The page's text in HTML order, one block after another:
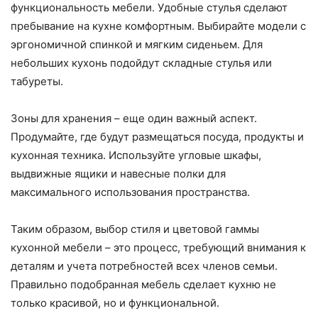
функциональность мебели. Удобные стулья сделают
пребывание на кухне комфортным. Выбирайте модели с
эргономичной спинкой и мягким сиденьем. Для
небольших кухонь подойдут складные стулья или
табуреты.
Зоны для хранения – еще один важный аспект.
Продумайте, где будут размещаться посуда, продукты и
кухонная техника. Используйте угловые шкафы,
выдвижные ящики и навесные полки для
максимального использования пространства.
Таким образом, выбор стиля и цветовой гаммы
кухонной мебели – это процесс, требующий внимания к
деталям и учета потребностей всех членов семьи.
Правильно подобранная мебель сделает кухню не
только красивой, но и функциональной.